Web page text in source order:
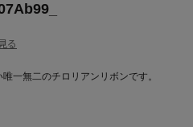
る
一無二のチロリアンリボンです。